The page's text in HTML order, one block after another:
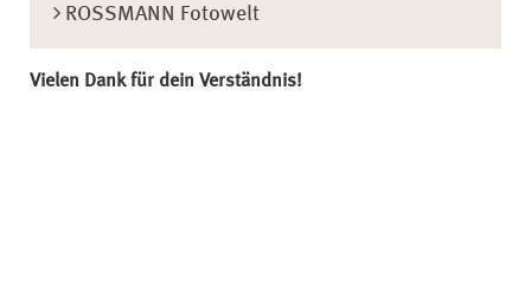
ROSSMANN Fotowelt
Vielen Dank für dein Verständnis!